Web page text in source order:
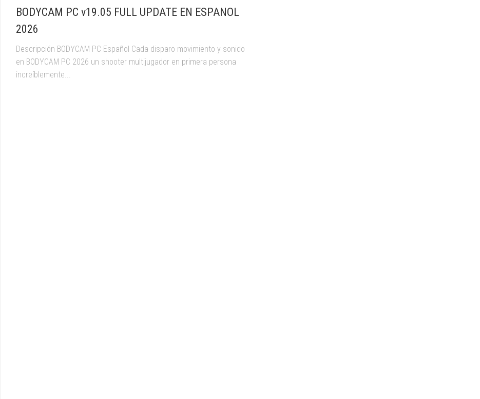
BODYCAM PC v19.05 FULL UPDATE EN ESPANOL
2026
Descripción BODYCAM PC Español Cada disparo movimiento y sonido
en BODYCAM PC 2026 un shooter multijugador en primera persona
increíblemente...